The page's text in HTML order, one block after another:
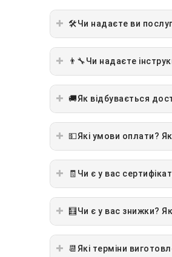
🛠Чи надаєте ви
👨‍🔧Чи надаєте
🚚Як відбувається
💵Які умови оплати?
🧾Чи є у вас
🧮Чи є у вас знижки?
📆Які терміни